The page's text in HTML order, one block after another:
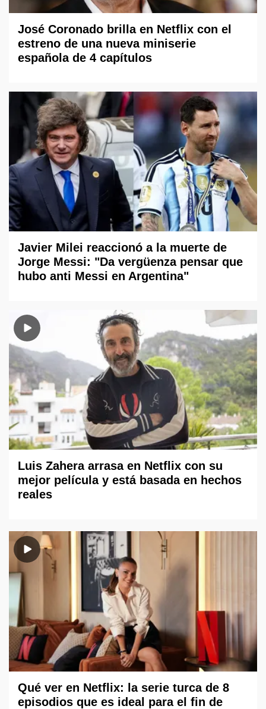
José Coronado brilla en Netflix con el
estreno de una nueva miniserie
española de 4 capítulos
Javier Milei reaccionó a la muerte de
Jorge Messi: "Da vergüenza pensar que
hubo anti Messi en Argentina"
Luis Zahera arrasa en Netflix con su
mejor película y está basada en hechos
reales
Qué ver en Netflix: la serie turca de 8
episodios que es ideal para el fin de